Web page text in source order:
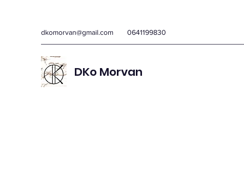
dkomorvan@gmail.com 0641199830
DKo Morvan